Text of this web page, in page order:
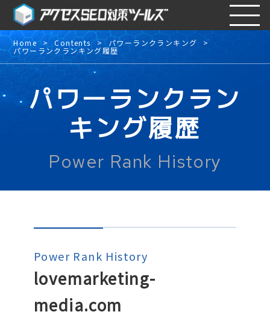
Home Contents パワーランクランキング
パワーランクランキング履歴
パワーランクラン
キング履歴
Power Rank History
Power Rank History
lovemarketing-
media.com